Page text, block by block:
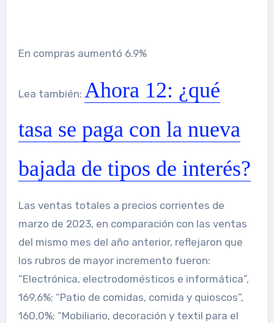
En compras aumentó 6.9%
Lea también: Ahora 12: ¿qué
tasa se paga con la nueva
bajada de tipos de interés?
Las ventas totales a precios corrientes de
marzo de 2023, en comparación con las ventas
del mismo mes del año anterior, reflejaron que
los rubros de mayor incremento fueron:
“Electrónica, electrodomésticos e informática”,
169,6%; “Patio de comidas, comida y quioscos”,
160,0%; “Mobiliario, decoración y textil para el